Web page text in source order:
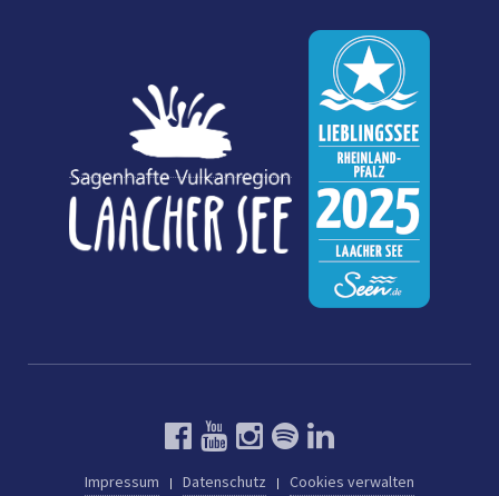
Impressum Datenschutz Cookies verwalten